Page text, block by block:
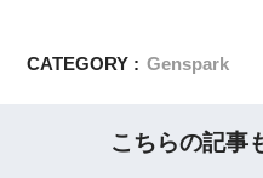
CATEGORY : Genspark
こちらの記事